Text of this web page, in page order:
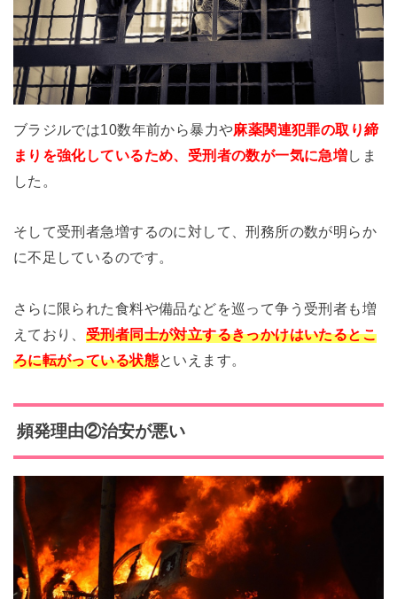
ブラジルでは10数年前から暴力や麻薬関連犯罪の取り締
まりを強化しているため、受刑者の数が一気に急増しま
した。
そして受刑者急増するのに対して、刑務所の数が明らか
に不足しているのです。
さらに限られた食料や備品などを巡って争う受刑者も増
えており、 受刑者同士が対立するきっかけはいたるとこ
ろに転がっている状態といえます。
頻発理由②治安が悪い